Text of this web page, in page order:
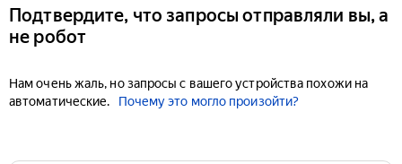
Подтвердите, что запросы отправляли вы, а
не робот
Нам очень жаль, но запросы с вашего устройства похожи на
автоматические.
Почему это могло произойти?